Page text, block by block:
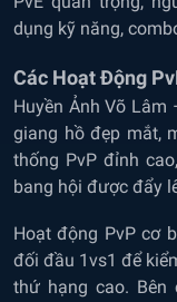
dụng kỹ năng,
Các Hoạt Động
Huyền Ảnh Võ
giang hồ đẹp mắt,
thống PvP đỉnh
bang hội được đẩy
Hoạt động PvP cơ
đối đầu 1vs1 để
thứ hạng cao.